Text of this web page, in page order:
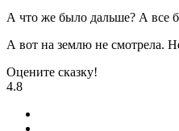
А что же было дальше? А все
А вот на землю не смотрела.
Оцените сказку!
4.8